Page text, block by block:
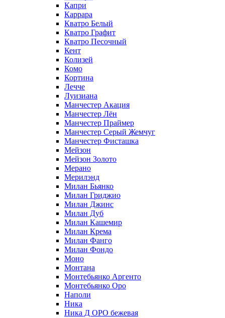
Капри
Каррара
Кватро Белый
Кватро Графит
Кватро Песочный
Кент
Колизей
Комо
Кортина
Лечче
Луизиана
Манчестер Акация
Манчестер Лён
Манчестер Праймер
Манчестер Серый Жемчуг
Манчестер Фисташка
Мейзон
Мейзон Золото
Мерано
Мерилэнд
Милан Бьянко
Милан Гриджио
Милан Джинс
Милан Дуб
Милан Кашемир
Милан Крема
Милан Фанго
Милан Фондо
Моно
Монтана
Монтебьянко Аргенто
Монтебьянко Оро
Наполи
Ника
Ника Д ОРО бежевая